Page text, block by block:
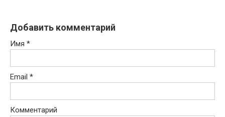
Добавить комментарий
Имя *
Email *
Комментарий